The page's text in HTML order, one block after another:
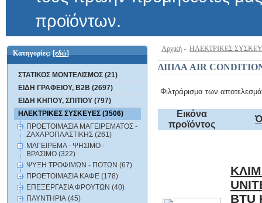
προϊόντων.
Κατηγορίες:[εδώ]
ΣΤΑΤΙΚΟΣ ΜΟΝΤΕΛΙΣΜΟΣ (21)
ΕΙΔΗ ΓΡΑΦΕΙΟΥ, B2B (2697)
ΕΙΔΗ ΚΗΠΟΥ, ΣΠΙΤΙΟΥ (797)
ΗΛΕΚΤΡΙΚΕΣ ΣΥΣΚΕΥΕΣ (3506)
ΠΡΟΕΤΟΙΜΑΣΙΑ ΜΑΓΕΙΡΕΜΑΤΟΣ -
ΖΑΧΑΡΟΠΛΑΣΤΙΚΗΣ (261)
ΜΑΓΕΙΡΕΜΑ - ΨΗΣΙΜΟ -
ΒΡΑΣΙΜΟ (322)
ΨΥΞΗ ΤΡΟΦΙΜΩΝ - ΠΟΤΩΝ (67)
ΠΡΟΕΤΟΙΜΑΣΙΑ ΚΑΦΕ (178)
ΕΠΕΞΕΡΓΑΣΙΑ ΦΡΟΥΤΩΝ (40)
ΠΛΥΝΤΗΡΙΑ (45)
Αρχική - ΗΛΕΚΤΡΙΚΕΣ
ΔΙΠΛΑ AIR
Φιλτράρισμα των
Εικόνα
προϊόντος